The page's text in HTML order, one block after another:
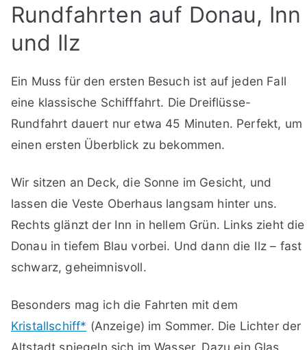
Rundfahrten auf Donau, Inn
und Ilz
Ein Muss für den ersten Besuch ist auf jeden Fall
eine klassische Schifffahrt. Die Dreiflüsse-
Rundfahrt dauert nur etwa 45 Minuten. Perfekt, um
einen ersten Überblick zu bekommen.
Wir sitzen an Deck, die Sonne im Gesicht, und
lassen die Veste Oberhaus langsam hinter uns.
Rechts glänzt der Inn in hellem Grün. Links zieht die
Donau in tiefem Blau vorbei. Und dann die Ilz – fast
schwarz, geheimnisvoll.
Besonders mag ich die Fahrten mit dem
Kristallschiff* (Anzeige) im Sommer. Die Lichter der
Altstadt spiegeln sich im Wasser. Dazu ein Glas